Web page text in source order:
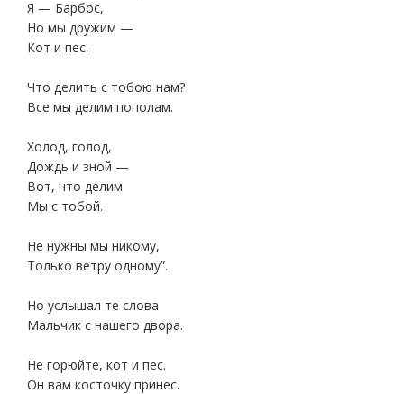
Я — Барбос,
Но мы дружим —
Кот и пес.
Что делить с тобою нам?
Все мы делим пополам.
Холод, голод,
Дождь и зной —
Вот, что делим
Мы с тобой.
Не нужны мы никому,
Только ветру одному”.
Но услышал те слова
Мальчик с нашего двора.
Не горюйте, кот и пес.
Он вам косточку принес.